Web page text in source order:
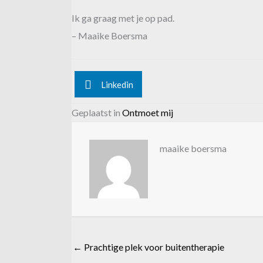
Ik ga graag met je op pad.
– Maaike Boersma
Linkedin
Geplaatst in Ontmoet mij
maaike boersma
← Prachtige plek voor buitentherapie